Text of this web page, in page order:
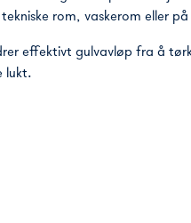
rom, vaskerom eller
effektivt gulvavløp fra å
lukt.